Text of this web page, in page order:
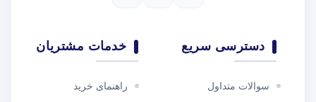
دسترسی سریع
سوالات متداول
خدمات مشتریان
راهنمای خرید